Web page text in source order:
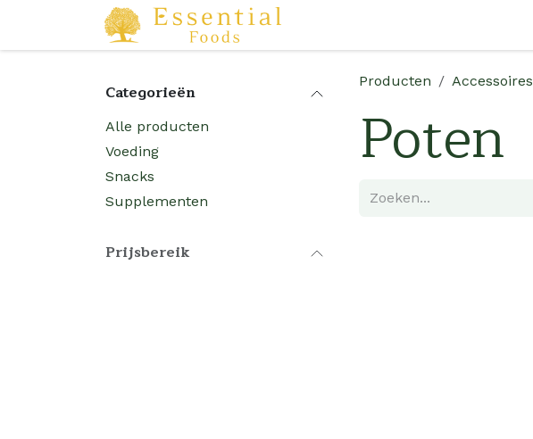
Overslaan naar inhoud
Categorieën
Alle producten
Voeding
Snacks
Supplementen
Prijsbereik
Producten Accessoires
Poten